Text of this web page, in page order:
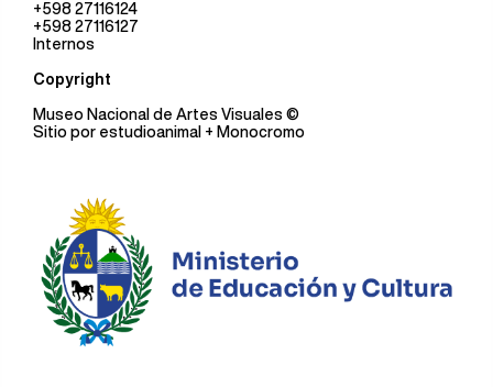
+598 27116124
+598 27116127
Internos
Copyright
Museo Nacional de Artes Visuales ©
Sitio por estudioanimal + Monocromo